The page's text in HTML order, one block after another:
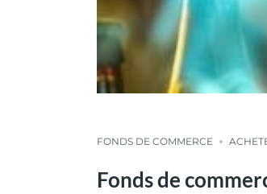
FONDS DE COMMERCE
Fonds de